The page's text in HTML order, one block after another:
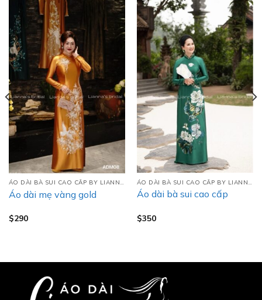
ÁO DÀI BÀ SUI CAO CẤP BY LIANNA’S
Áo dài mẹ vàng gold
$290
ÁO DÀI BÀ SUI CAO CẤP BY LIANNA’S
Áo dài bà sui cao cấp
$350